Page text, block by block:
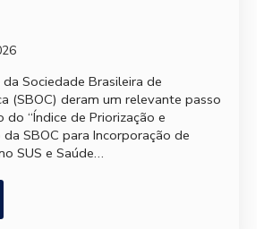
Sociedade Brasileira de
(SBOC) deram um relevante passo
do “Índice de Priorização e
SBOC para Incorporação de
SUS e Saúde…